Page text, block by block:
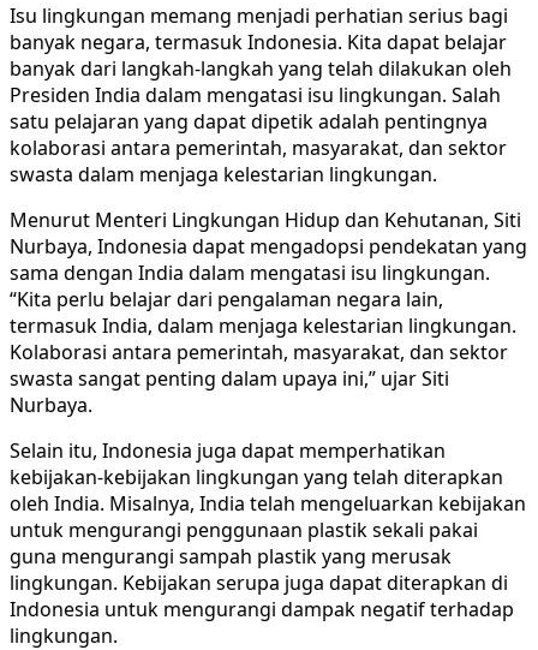
Isu lingkungan memang menjadi perhatian serius bagi
banyak negara, termasuk Indonesia. Kita dapat belajar
banyak dari langkah-langkah yang telah dilakukan oleh
Presiden India dalam mengatasi isu lingkungan. Salah
satu pelajaran yang dapat dipetik adalah pentingnya
kolaborasi antara pemerintah, masyarakat, dan sektor
swasta dalam menjaga kelestarian lingkungan.
Menurut Menteri Lingkungan Hidup dan Kehutanan, Siti
Nurbaya, Indonesia dapat mengadopsi pendekatan yang
sama dengan India dalam mengatasi isu lingkungan.
“Kita perlu belajar dari pengalaman negara lain,
termasuk India, dalam menjaga kelestarian lingkungan.
Kolaborasi antara pemerintah, masyarakat, dan sektor
swasta sangat penting dalam upaya ini,” ujar Siti
Nurbaya.
Selain itu, Indonesia juga dapat memperhatikan
kebijakan-kebijakan lingkungan yang telah diterapkan
oleh India. Misalnya, India telah mengeluarkan kebijakan
untuk mengurangi penggunaan plastik sekali pakai
guna mengurangi sampah plastik yang merusak
lingkungan. Kebijakan serupa juga dapat diterapkan di
Indonesia untuk mengurangi dampak negatif terhadap
lingkungan.